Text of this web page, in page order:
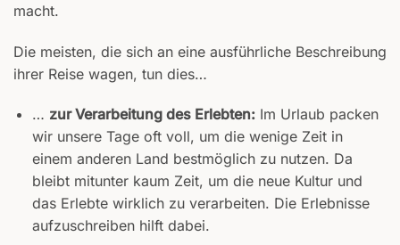
macht.
Die meisten, die sich an eine ausführliche Beschreibung
ihrer Reise wagen, tun dies…
… zur Verarbeitung des Erlebten:Im Urlaub packen
wir unsere Tage oft voll, um die wenige Zeit in
einem anderen Land bestmöglich zu nutzen. Da
bleibt mitunter kaum Zeit, um die neue Kultur und
das Erlebte wirklich zu verarbeiten. Die Erlebnisse
aufzuschreiben hilft dabei.